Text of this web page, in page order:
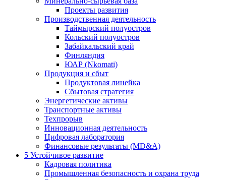
Проекты развития
Производственная деятельность
Таймырский полуостров
Кольский полуостров
Забайкальский край
Финляндия
ЮАР (Nkomati)
Продукция и сбыт
Продуктовая линейка
Сбытовая стратегия
Энергетические активы
Транспортные активы
Техпрорыв
Инновационная деятельность
Цифровая лаборатория
Финансовые результаты (MD&A)
5 Устойчивое развитие
Кадровая политика
Промышленная безопасность и охрана труда